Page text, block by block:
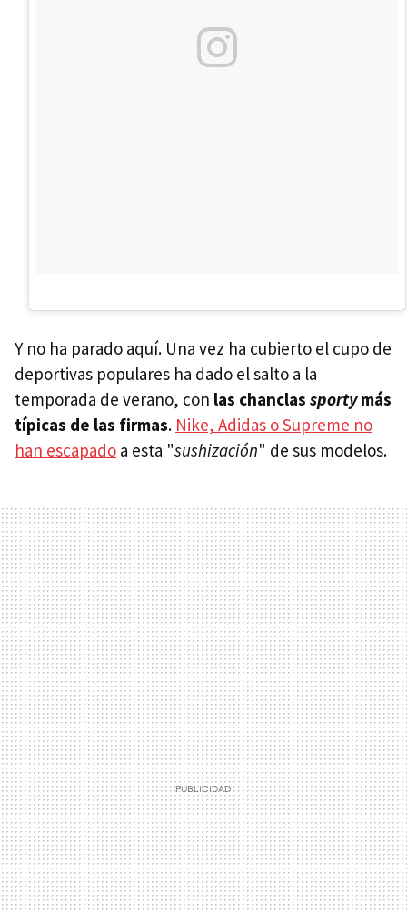
Y no ha parado aquí. Una vez ha cubierto el cupo de
deportivas populares ha dado el salto a la
temporada de verano, con las chanclas sportymás
típicas de las firmas. Nike, Adidas o Supreme no
han escapado a esta "sushización" de sus modelos.